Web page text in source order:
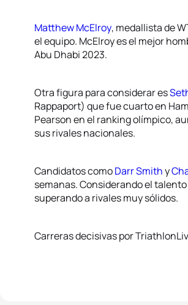
Matthew McElroy, medallista de
el equipo. McElroy es el mejor
Abu Dhabi 2023.
Otra figura para considerar es
Rappaport) que fue cuarto en
Pearson en el ranking olímpico,
sus rivales nacionales.
Candidatos comoDarr Smithy
semanas. Considerando el
superando a rivales muy sólidos.
Carreras decisivas por